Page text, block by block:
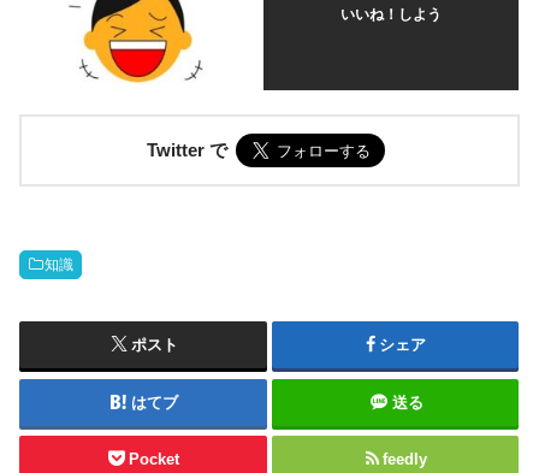
いいね！しよう
Twitter で
知識
ポスト シェア
はてブ 送る
Pocket feedly